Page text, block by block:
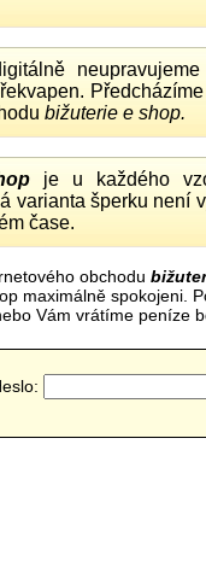
bižuterie e shop.
je u každého
varianta šperku není
čase.
obchodu
maximálně spokojeni.
Vám vrátíme peníze